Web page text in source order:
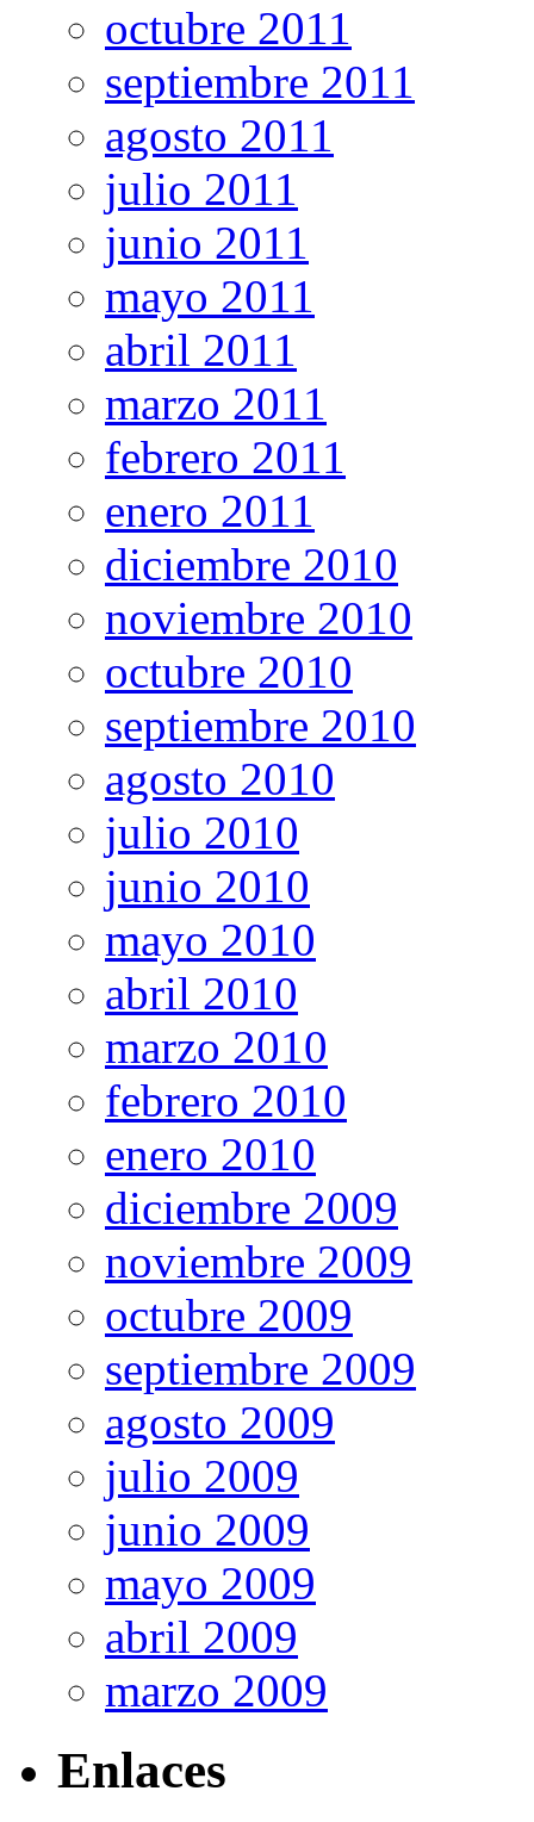
octubre 2011
septiembre 2011
agosto 2011
julio 2011
junio 2011
mayo 2011
abril 2011
marzo 2011
febrero 2011
enero 2011
diciembre 2010
noviembre 2010
octubre 2010
septiembre 2010
agosto 2010
julio 2010
junio 2010
mayo 2010
abril 2010
marzo 2010
febrero 2010
enero 2010
diciembre 2009
noviembre 2009
octubre 2009
septiembre 2009
agosto 2009
julio 2009
junio 2009
mayo 2009
abril 2009
marzo 2009
Enlaces